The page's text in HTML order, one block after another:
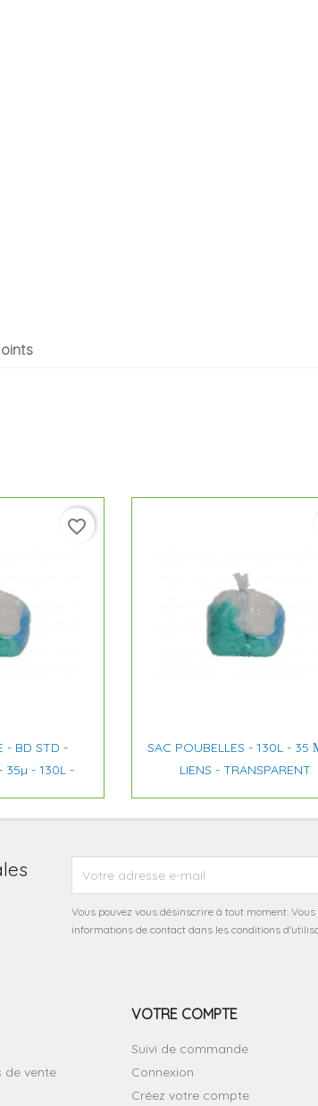
rapide
- BD STD -
35µ - 130L -
favorite_border
Aperçu rapide
SAC POUBELLES - 130L - 35
LIENS - TRANSPARENT
Vous pouvez vous désinscrire à tout moment.
informations de contact dans les conditions
de vente
VOTRE COMPTE
Suivi de commande
Connexion
Créez votre compte